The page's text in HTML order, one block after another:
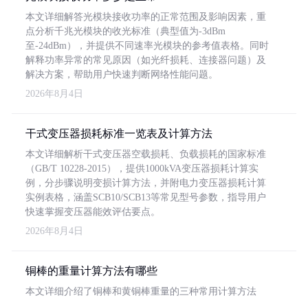
本文详细解答光模块接收功率的正常范围及影响因素，重
点分析千兆光模块的收光标准（典型值为-3dBm
至-24dBm），并提供不同速率光模块的参考值表格。同时
解释功率异常的常见原因（如光纤损耗、连接器问题）及
解决方案，帮助用户快速判断网络性能问题。
2026年8月4日
干式变压器损耗标准一览表及计算方法
本文详细解析干式变压器空载损耗、负载损耗的国家标准
（GB/T 10228-2015），提供1000kVA变压器损耗计算实
例，分步骤说明变损计算方法，并附电力变压器损耗计算
实例表格，涵盖SCB10/SCB13等常见型号参数，指导用户
快速掌握变压器能效评估要点。
2026年8月4日
铜棒的重量计算方法有哪些
本文详细介绍了铜棒和黄铜棒重量的三种常用计算方法